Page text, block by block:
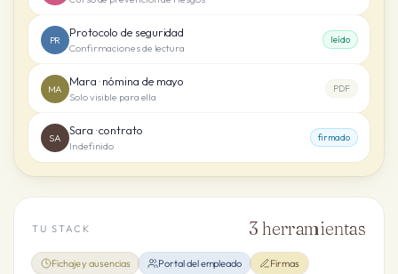
PR
Protocolo de seguridad
Confirmaciones de lectura
leído
MA
Mara · nómina de mayo
Solo visible para ella
PDF
SA
Sara · contrato
Indefinido
firmado
TU STACK 3 herramientas
Fichaje y ausencias Portal del empleado Firmas